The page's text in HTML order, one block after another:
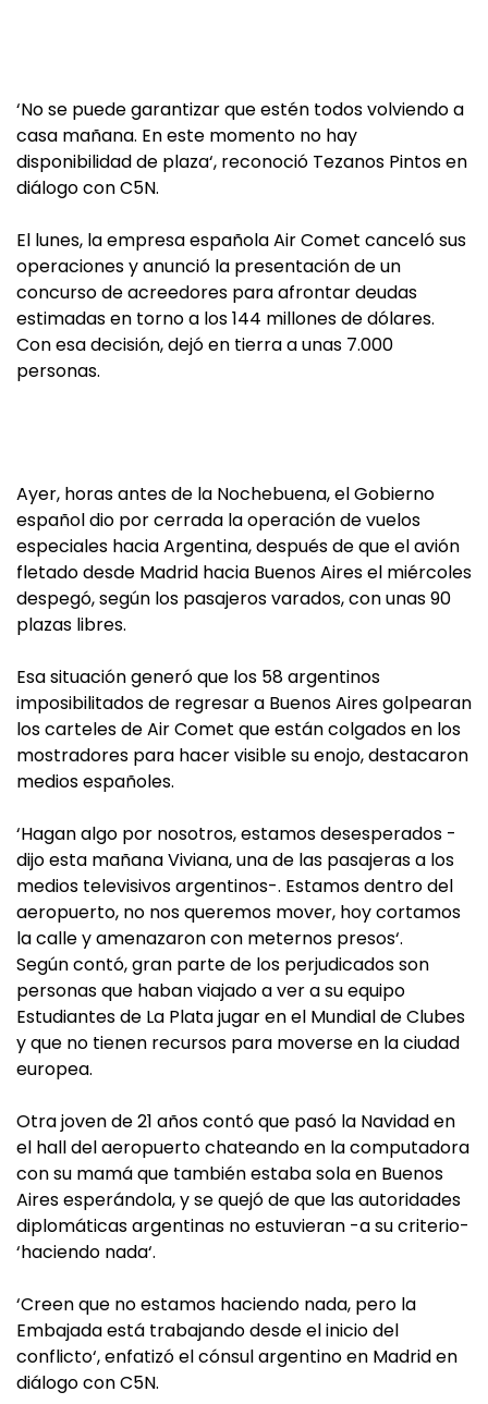
‘No se puede garantizar que estén todos volviendo a
casa mañana. En este momento no hay
disponibilidad de plaza‘, reconoció Tezanos Pintos en
diálogo con C5N.
El lunes, la empresa española Air Comet canceló sus
operaciones y anunció la presentación de un
concurso de acreedores para afrontar deudas
estimadas en torno a los 144 millones de dólares.
Con esa decisión, dejó en tierra a unas 7.000
personas.
Ayer, horas antes de la Nochebuena, el Gobierno
español dio por cerrada la operación de vuelos
especiales hacia Argentina, después de que el avión
fletado desde Madrid hacia Buenos Aires el miércoles
despegó, según los pasajeros varados, con unas 90
plazas libres.
Esa situación generó que los 58 argentinos
imposibilitados de regresar a Buenos Aires golpearan
los carteles de Air Comet que están colgados en los
mostradores para hacer visible su enojo, destacaron
medios españoles.
‘Hagan algo por nosotros, estamos desesperados -
dijo esta mañana Viviana, una de las pasajeras a los
medios televisivos argentinos-. Estamos dentro del
aeropuerto, no nos queremos mover, hoy cortamos
la calle y amenazaron con meternos presos‘.
Según contó, gran parte de los perjudicados son
personas que haban viajado a ver a su equipo
Estudiantes de La Plata jugar en el Mundial de Clubes
y que no tienen recursos para moverse en la ciudad
europea.
Otra joven de 21 años contó que pasó la Navidad en
el hall del aeropuerto chateando en la computadora
con su mamá que también estaba sola en Buenos
Aires esperándola, y se quejó de que las autoridades
diplomáticas argentinas no estuvieran -a su criterio-
‘haciendo nada‘.
‘Creen que no estamos haciendo nada, pero la
Embajada está trabajando desde el inicio del
conflicto‘, enfatizó el cónsul argentino en Madrid en
diálogo con C5N.